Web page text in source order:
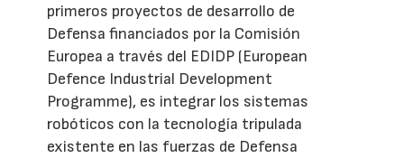
primeros proyectos de desarrollo de
Defensa financiados por la Comisión
Europea a través del EDIDP (European
Defence Industrial Development
Programme), es integrar los sistemas
robóticos con la tecnología tripulada
existente en las fuerzas de Defensa